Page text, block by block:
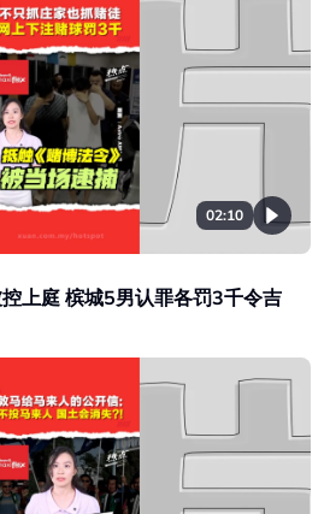
02:10
上庭 槟城5男认罪各罚3千令吉